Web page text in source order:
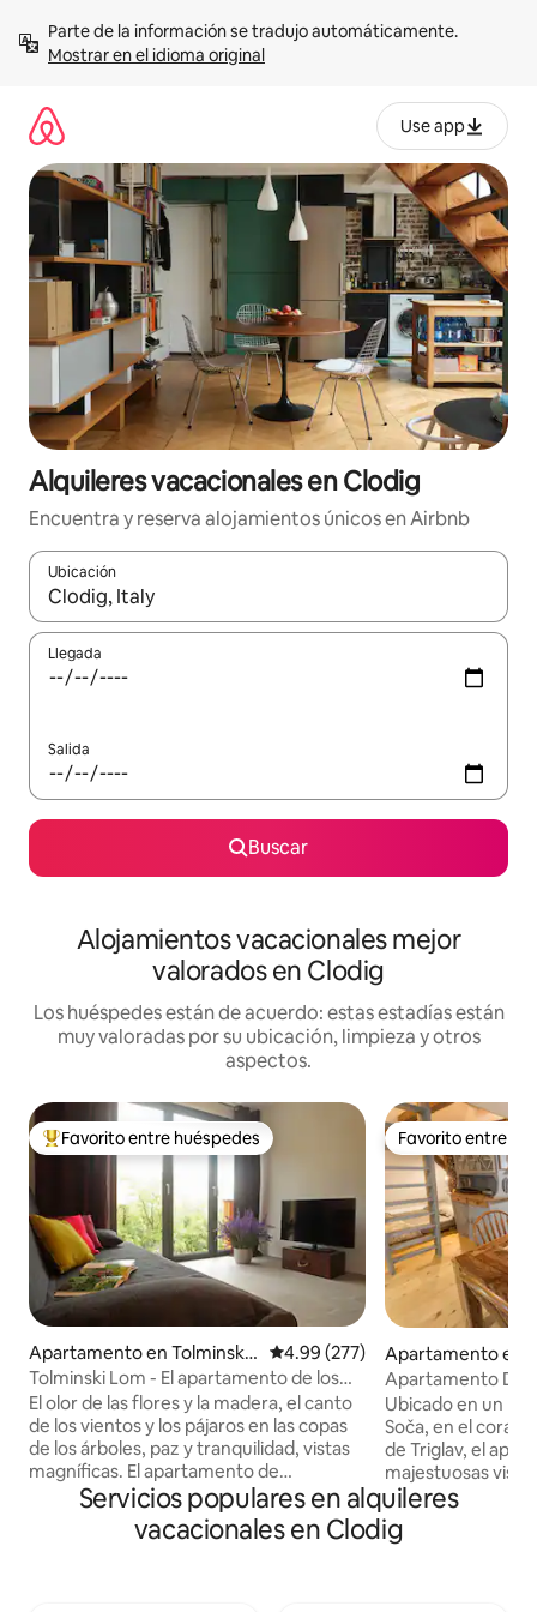
contenidoMostrar en el idioma original
Use app
Alquileres vacacionales en Clodig
Encuentra y reserva alojamientos únicos en Airbnb
Ubicación
Cuando los resultados estén disponibles, navega con las
Llegada
Salida
Buscar
Alojamientos vacacionales mejor
valorados en Clodig
Los huéspedes están de acuerdo: estas estadías están
muy valoradas por su ubicación, limpieza y otros
aspectos.
Favorito entre huéspedes preferido
Favorito entre huéspedes
Apartamento en Tolminski
Lom
Calificación promedio: 4.99 de
4.99 (277)
Tolminski Lom - El apartamento de los
castaños
El olor de las flores y la madera, el canto
de los vientos y los pájaros en las copas
de los árboles, paz y tranquilidad, vistas
magníficas. El apartamento de
vacaciones LOM es la opción perfecta
para aquellos que buscan un tiempo de
descanso relajante o unas vacaciones
Favorito entre
Favorito entre
Apartamento en
Apartamento
Ubicado en un
Soča, en el
de Triglav, el
majestuosas
apartamento
estacionamiento
baño radiantes y
Servicios populares en alquileres
vacacionales en Clodig